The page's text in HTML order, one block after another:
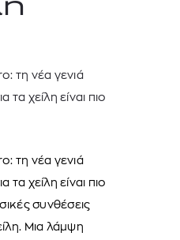
ΣΟΡΤΣ
τη νέα γενιά
χείλη είναι πιο
τη νέα γενιά
χείλη είναι πιο
συνθέσεις
Μια λάμψη